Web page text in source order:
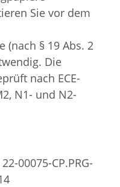
Sie vor dem
(nach § 19 Abs. 2
Die
nach ECE-
N1- und N2-
00075-CP.PRG-